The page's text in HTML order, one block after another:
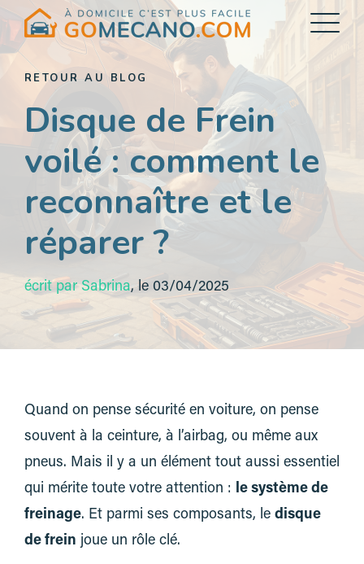
Flottes d'entreprise
Notre site Internet
Rejoindre le réseau
RETOUR AU BLOG
Disque de Frein
voilé : comment le
reconnaître et le
réparer ?
écrit par Sabrina,le 03/04/2025
Quand on pense sécurité en voiture, on pense
souvent à la ceinture, à l’airbag, ou même aux
pneus. Mais il y a un élément tout aussi essentiel
qui mérite toute votre attention : le système de
freinage. Et parmi ses composants, le disque
de frein joue un rôle clé.